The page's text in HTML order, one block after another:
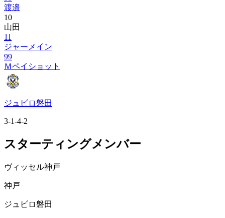
渡邉
10
山田
11
ジャーメイン
99
Ｍペイショット
ジュビロ磐田
3-1-4-2
スターティングメンバー
ヴィッセル神戸
神戸
ジュビロ磐田